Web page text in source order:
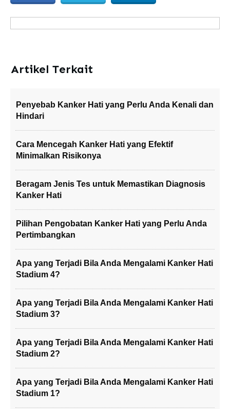
Artikel Terkait
Penyebab Kanker Hati yang Perlu Anda Kenali dan
Hindari
Cara Mencegah Kanker Hati yang Efektif
Minimalkan Risikonya
Beragam Jenis Tes untuk Memastikan Diagnosis
Kanker Hati
Pilihan Pengobatan Kanker Hati yang Perlu Anda
Pertimbangkan
Apa yang Terjadi Bila Anda Mengalami Kanker Hati
Stadium 4?
Apa yang Terjadi Bila Anda Mengalami Kanker Hati
Stadium 3?
Apa yang Terjadi Bila Anda Mengalami Kanker Hati
Stadium 2?
Apa yang Terjadi Bila Anda Mengalami Kanker Hati
Stadium 1?